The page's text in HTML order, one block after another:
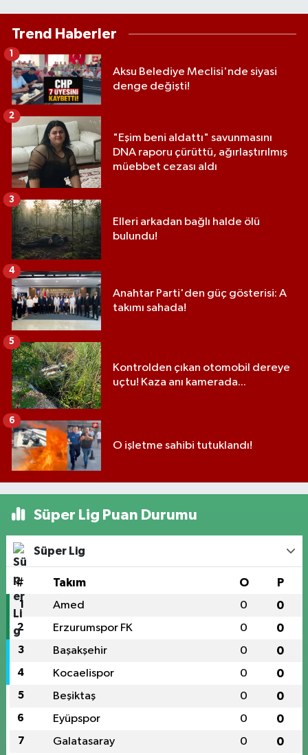
Trend Haberler
Aksu Belediye Meclisi'nde siyasi
denge değişti!
1
"Eşim beni aldattı" savunmasını
DNA raporu çürüttü, ağırlaştırılmış
müebbet cezası aldı
2
Elleri arkadan bağlı halde ölü
bulundu!
3
Anahtar Parti'den güç gösterisi: A
takımı sahada!
4
Kontrolden çıkan otomobil dereye
uçtu! Kaza anı kamerada...
5
O işletme sahibi tutuklandı!
6
Süper Lig Puan Durumu
Süper Lig
# Takım O P
1 Amed 0 0
2 Erzurumspor FK 0 0
3 Başakşehir 0 0
4 Kocaelispor 0 0
5 Beşiktaş 0 0
6 Eyüpspor 0 0
7 Galatasaray 0 0